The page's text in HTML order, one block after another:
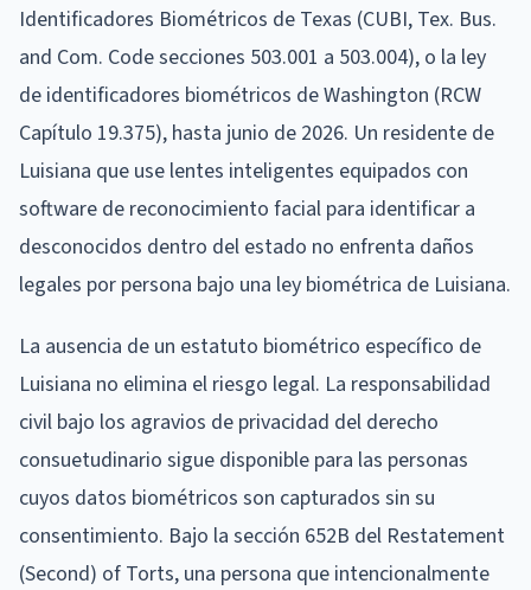
Identificadores Biométricos de Texas (CUBI, Tex. Bus.
and Com. Code secciones 503.001 a 503.004), o la ley
de identificadores biométricos de Washington (RCW
Capítulo 19.375), hasta junio de 2026. Un residente de
Luisiana que use lentes inteligentes equipados con
software de reconocimiento facial para identificar a
desconocidos dentro del estado no enfrenta daños
legales por persona bajo una ley biométrica de Luisiana.
La ausencia de un estatuto biométrico específico de
Luisiana no elimina el riesgo legal. La responsabilidad
civil bajo los agravios de privacidad del derecho
consuetudinario sigue disponible para las personas
cuyos datos biométricos son capturados sin su
consentimiento. Bajo la sección 652B del Restatement
(Second) of Torts, una persona que intencionalmente